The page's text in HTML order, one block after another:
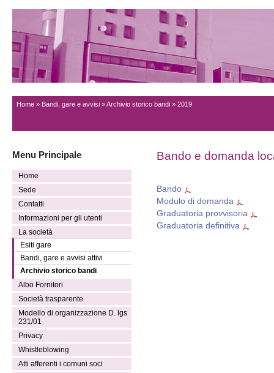
Home » Bandi, gare e avvisi »Archivio storico bandi » 2019
Menu Principale
Home
Sede
Contatti
Informazioni per gli utenti
La società
Esiti gare
Bandi, gare e avvisi attivi
Archivio storico bandi
Albo Fornitori
Società trasparente
Modello di organizzazione D. lgs
231/01
Privacy
Whistleblowing
Atti afferenti i comuni soci
Bando e domanda
Bando
Modulo di domanda
Graduatoria provvisoria
Graduatoria definitiva